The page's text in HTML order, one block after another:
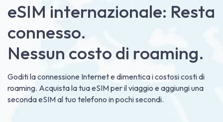
eSIM internazionale: Resta
connesso.
Nessun costo di roaming.
Goditi la connessione Internet e dimentica i costosi costi di
roaming. Acquista la tua eSIM per il viaggio e aggiungi una
seconda eSIM al tuo telefono in pochi secondi.